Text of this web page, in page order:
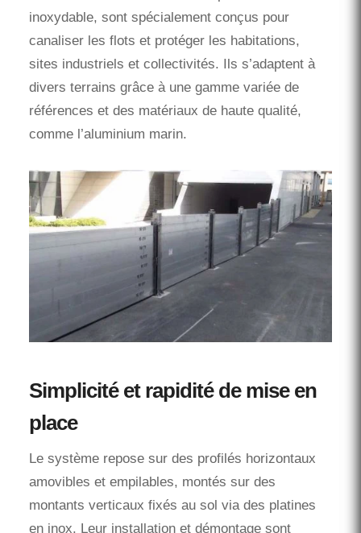
inoxydable, sont spécialement conçus pour
canaliser les flots et protéger les habitations,
sites industriels et collectivités. Ils s’adaptent à
divers terrains grâce à une gamme variée de
références et des matériaux de haute qualité,
comme l’aluminium marin.
Simplicité et rapidité de mise en
place
Le système repose sur des profilés horizontaux
amovibles et empilables, montés sur des
montants verticaux fixés au sol via des platines
en inox. Leur installation et démontage sont